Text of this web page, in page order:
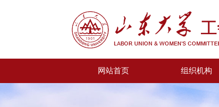
网站首页 组织机构